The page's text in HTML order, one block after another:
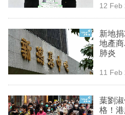
12 Feb
新地
地產
肺炎
11 Feb
葉劉
格！